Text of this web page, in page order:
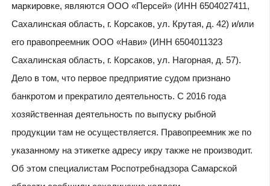
маркировке, являются ООО «Персей» (ИНН 6504027411,
Сахалинская область, г. Корсаков, ул. Крутая, д. 42) и/или
его правопреемник ООО «Нави» (ИНН 6504011323
Сахалинская область, г. Корсаков, ул. Нагорная, д. 57).
Дело в том, что первое предприятие судом признано
банкротом и прекратило деятельность. С 2016 года
хозяйственная деятельность по выпуску рыбной
продукции там не осуществляется. Правопреемник же по
указанному на этикетке адресу икру также не производит.
Об этом специалистам Роспотребнадзора Самарской